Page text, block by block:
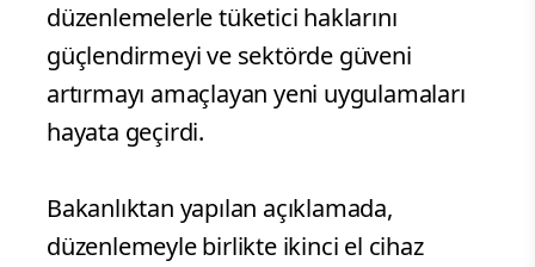
düzenlemelerle tüketici haklarını
güçlendirmeyi ve sektörde güveni
artırmayı amaçlayan yeni uygulamaları
hayata geçirdi.
Bakanlıktan yapılan açıklamada,
düzenlemeyle birlikte ikinci el cihaz